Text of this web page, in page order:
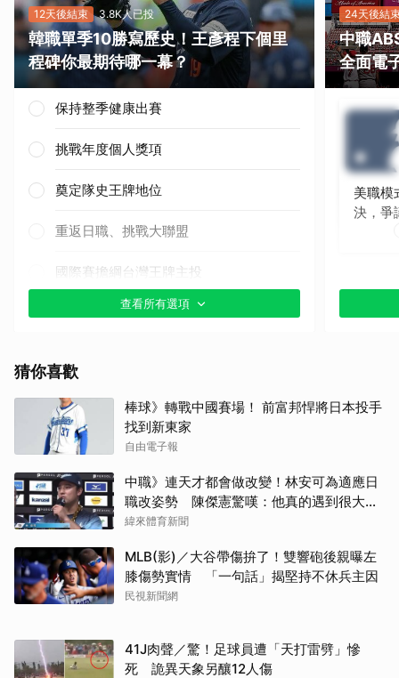
12天後結束 3.8K人已投
韓職單季10勝寫歷史！王彥程下個里
程碑你最期待哪一幕？
保持整季健康出賽
挑戰年度個人獎項
奠定隊史王牌地位
重返日職、挑戰大聯盟
國際賽擔綱台灣王牌主投
其他（歡迎貼文分享）
查看所有選項
24天後結
中職
全面電
美職模
決，爭
猜你喜歡
棒球》轉戰中國賽場！ 前富邦悍將日本投手
找到新東家
自由電子報
中職》連天才都會做改變！林安可為適應日
職改姿勢 陳傑憲驚嘆：他真的遇到很大挫
折
緯來體育新聞
MLB(影)／大谷帶傷拚了！雙響砲後親曝左
膝傷勢實情 「一句話」揭堅持不休兵主因
民視新聞網
41J肉聲／驚！足球員遭「天打雷劈」慘
死 詭異天象另釀12人傷